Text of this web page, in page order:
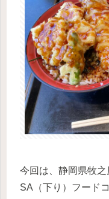
今回は、静岡県牧
SA（下り）フード